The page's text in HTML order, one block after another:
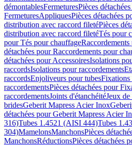
démontablesFermeturesPièces
FermeturesAppliquesPièces détachées
distribution avec raccord filetéPièces
distribution avec raccord filetéTés pour
pour Tés pour chauffage
détachées pour Raccordements pour
détachées pour AccessoiresIsolations
raccordsIsolations pour raccordements
raccordsEnjoliveurs pour tubesFixations
raccordementsPièces détachées pour
raccordementsJoints d'étanchéitéJeux de
bridesGeberit Mapress Acier Inox
détachées pour Geberit Mapress Acier
316)Tubes 1.4521 (AISI 444)Tubes
304)MamelonsManchonsPièces
ManchonsRéductionsPièces détachées